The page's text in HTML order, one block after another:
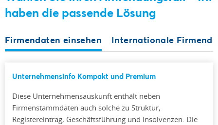
haben die passende Lösung
Firmendaten einsehen Internationale
Unternehmensinfo Kompakt und Premium
Diese Unternehmensauskunft enthält neben
Firmenstammdaten auch solche zu Struktur,
Registereintrag, Geschäftsführung und Insolvenzen. Die